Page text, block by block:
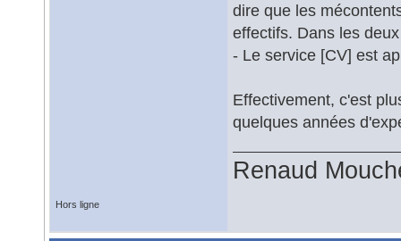
dire que les
effectifs. Dans les
- Le service [CV] est
Effectivement, c'est
quelques années
Renaud
Hors ligne